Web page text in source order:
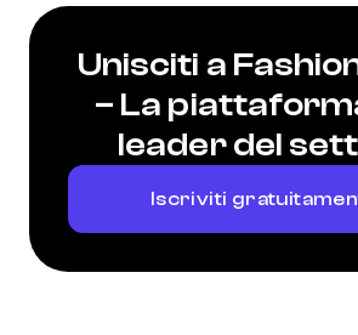
Unisciti a
– La
leader del
Iscriviti